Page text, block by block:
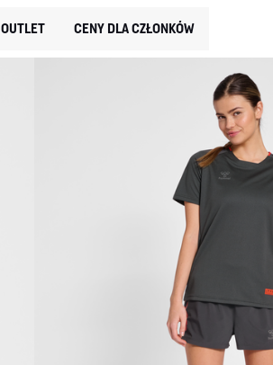
OUTLET CENY DLA CZŁONKÓW